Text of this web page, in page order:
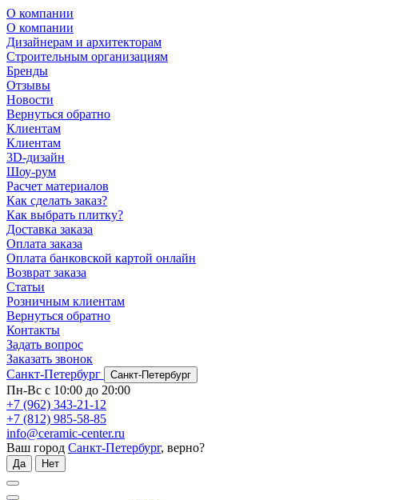
О компании
О компании
Дизайнерам и архитекторам
Строительным организациям
Бренды
Отзывы
Новости
Вернуться обратно
Клиентам
Клиентам
3D-дизайн
Шоу-рум
Расчет материалов
Как сделать заказ?
Как выбрать плитку?
Доставка заказа
Оплата заказа
Оплата банковской картой онлайн
Возврат заказа
Статьи
Розничным клиентам
Вернуться обратно
Контакты
Задать вопрос
Заказать звонок
Санкт-Петербург
Санкт-Петербург
Пн-Вс с 10:00 до 20:00
+7 (962) 343-21-12
+7 (812) 985-58-85
info@ceramic-center.ru
Ваш город Санкт-Петербург, верно?
Да Нет